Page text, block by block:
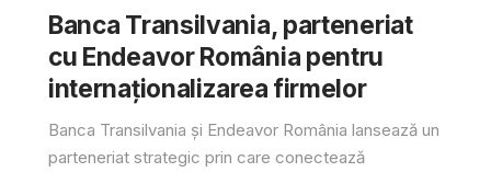
Banca Transilvania, parteneriat
cu Endeavor România pentru
internaționalizarea firmelor
Banca Transilvania și Endeavor România lansează un
parteneriat strategic prin care conectează